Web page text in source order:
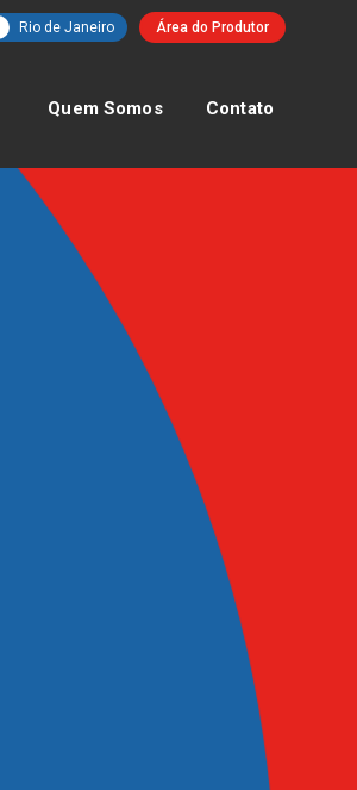
Rio de Janeiro Área do Produtor
Quem Somos Contato